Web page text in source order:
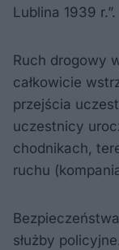
Lublina 1939 r.”.
Ruch drogowy
całkowicie
przejścia
uczestnicy
chodnikach,
ruchu
służby